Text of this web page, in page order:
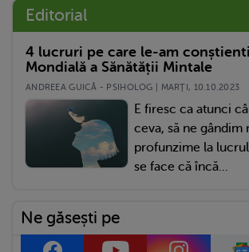
Editorial
4 lucruri pe care le-am
Mondială a Sănătății Mintale
ANDREEA GUICĂ - PSIHOLOG | MARŢI, 10.10.2023
E firesc ca atunci
ceva, să ne gândim
profunzime la
se face că încă...
Ne găsești pe